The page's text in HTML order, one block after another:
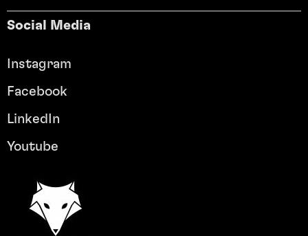
Social Media
Instagram
Facebook
LinkedIn
Youtube